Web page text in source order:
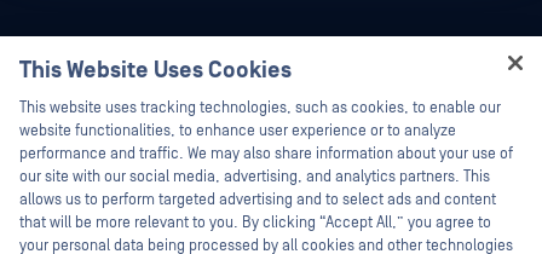
This Website Uses Cookies
This website uses tracking technologies, such as cookies, to enable our
website functionalities, to enhance user experience or to analyze
performance and traffic. We may also share information about your use of
our site with our social media, advertising, and analytics partners. This
allows us to perform targeted advertising and to select ads and content
that will be more relevant to you. By clicking “Accept All,” you agree to
your personal data being processed by all cookies and other technologies
Hey there!
I'm Ozzy, your OPSWAT virtual assistant.
How can I help you secure what's critical
today?